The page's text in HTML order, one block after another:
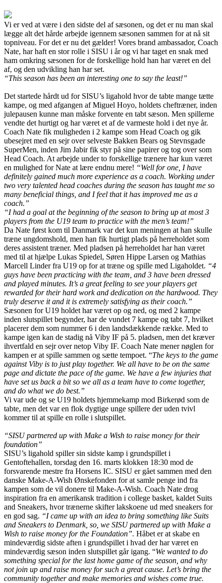
Vi er ved at være i den sidste del af sæsonen, og det er nu man skal
lægge alt det hårde arbejde igennem sæsonen sammen for at nå sit
topniveau. For det er nu det gælder! Vores brand ambassador, Coach
Nate, har haft en stor rolle i SISU i år og vi har taget en snak med
ham omkring sæsonen for de forskellige hold han har været en del
af, og den udvikling han har set.
“This season has been an interesting one to say the least!”
Det startede hårdt ud for SISU’s ligahold hvor de tabte mange tætte
kampe, og med afgangen af Miguel Hoyo, holdets cheftræner, inden
julepausen kunne man måske forvente en tabt sæson. Men spillerne
vendte det hurtigt og har været et af de varmeste hold i det nye år.
Coach Nate fik muligheden i 2 kampe som Head Coach og gik
ubesejret med en sejr over selveste Bakken Bears og Stevnsgade
SuperMen, inden Jim Jabir fik styr på sine papirer og tog over som
Head Coach. At arbejde under to forskellige trænere har kun været
en mulighed for Nate at lære endnu mere! “Well for one, I have
definitely gained much more experience as a coach. Working under
two very talented head coaches during the season has taught me so
many beneficial things, and I feel that it has improved me as a
coach.”
“I had a goal at the beginning of the season to bring up at most 3
players from the U19 team to practice with the men’s team!”
Da Nate først kom til Danmark var det kun meningen at han skulle
træne ungdomshold, men han fik hurtigt plads på herreholdet som
deres assistent træner. Med pladsen på herreholdet har han været
med til at hjælpe Lukas Spiedel, Søren Hippe Larsen og Mathias
Marcell Linder fra U19 op for at træne og spille med Ligaholdet. “4
guys have been practicing with the team, and 3 have been dressed
and played minutes. It’s a great feeling to see your players get
rewarded for their hard work and dedication on the hardwood. They
truly deserve it and it is extremely satisfying as their coach.”
Sæsonen for U19 holdet har været op og ned, og med 2 kampe
inden slutspillet begynder, har de vundet 7 kampe og tabt 7, hvilket
placerer dem som nummer 6 i den landsdækkende række. Med to
kampe igen kan de stadig nå Viby IF på 5. pladsen, men det kræver
ihvertfald en sejr over netop Viby IF. Coach Nate mener nøglen for
kampen er at spille sammen og sætte tempoet. “The keys to the game
against Viby is to just play together. We all have to be on the same
page and dictate the pace of the game. We have a few injuries that
have set us back a bit so we all as a team have to come together,
and do what we do best.”
Vi var ude og se U19 holdets hjemmekamp mod Birkerød som de
tabte, men det var en flok dygtige unge spillere der uden tvivl
kommer til at spille en rolle i slutspillet.
“SISU partnered up with Make a Wish to raise money for their
foundation”
SISU’s ligahold spiller sin sidste kamp i grundspillet i
Gentoftehallen, torsdag den 16. marts klokken 18:30 mod de
forsvarende mestre fra Horsens IC. SISU er gået sammen med den
danske Make-A-Wish Ønskefonden for at samle penge ind fra
kampen som de vil donere til Make-A-Wish. Coach Nate drog
inspiration fra en amerikansk tradition i college basket, kaldet Suits
and Sneakers, hvor trænerne skifter lakskoene ud med sneakers for
en god sag. “I came up with an idea to bring something like Suits
and Sneakers to Denmark, so, we SISU partnered up with Make a
Wish to raise money for the Foundation”. Håbet er at skabe en
mindeværdig sidste aften i grundspillet i hvad der har været en
mindeværdig sæson inden slutspillet går igang. “We wanted to do
something special for the last home game of the season, and why
not join up and raise money for such a great cause. Let’s bring the
community together and make memories and wishes come true.